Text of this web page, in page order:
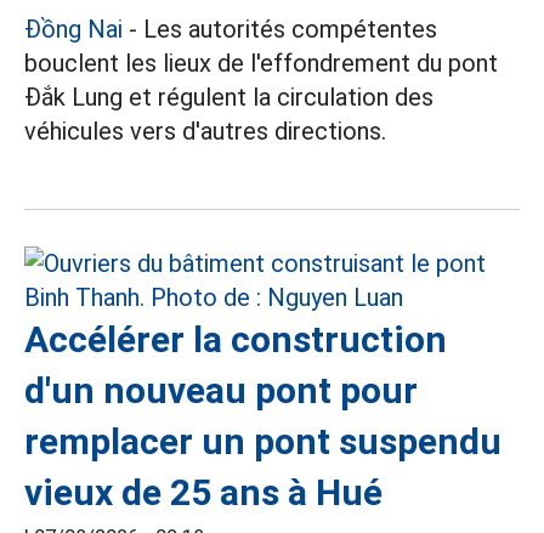
Đồng Nai - Les autorités compétentes
bouclent les lieux de l'effondrement du pont
Đắk Lung et régulent la circulation des
véhicules vers d'autres directions.
Accélérer la construction
d'un nouveau pont pour
remplacer un pont suspendu
vieux de 25 ans à Hué